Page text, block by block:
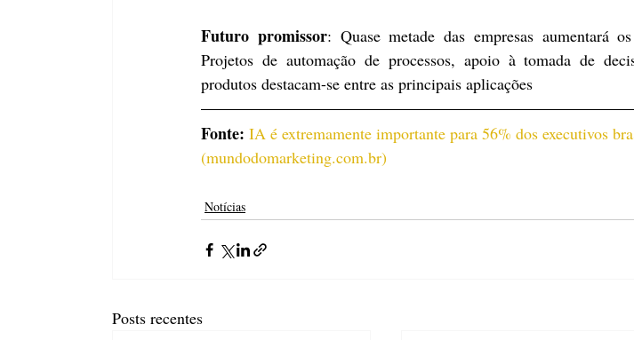
Futuro promissor: Quase metade das empresas aumentará
Projetos de automação de processos, apoio à tomada de
produtos destacam-se entre as principais aplicações
Fonte: IA é extremamente importante para 56% dos executivos
(mundodomarketing.com.br)
Notícias
Posts recentes